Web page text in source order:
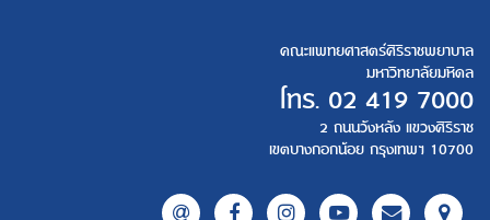
คณะแพทยศาสตร์ศิริราชพยาบาล
มหาวิทยาลัยมหิดล
โทร. 02 419 7000
2 ถนนวังหลัง แขวงศิริราช
เขตบางกอกน้อย กรุงเทพฯ 10700